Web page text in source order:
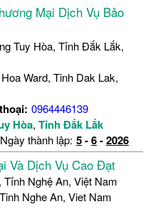
Mại Dịch Vụ Bảo
Tuy Hòa, Tỉnh Đắk Lắk,
Ward, Tinh Dak Lak,
0964446139
Hòa, Tỉnh Đắk Lắk
Ngày thành lập: 5-6-2026
Và Dịch Vụ Cao Đạt
Nghệ An, Việt Nam
Nghe An, Viet Nam